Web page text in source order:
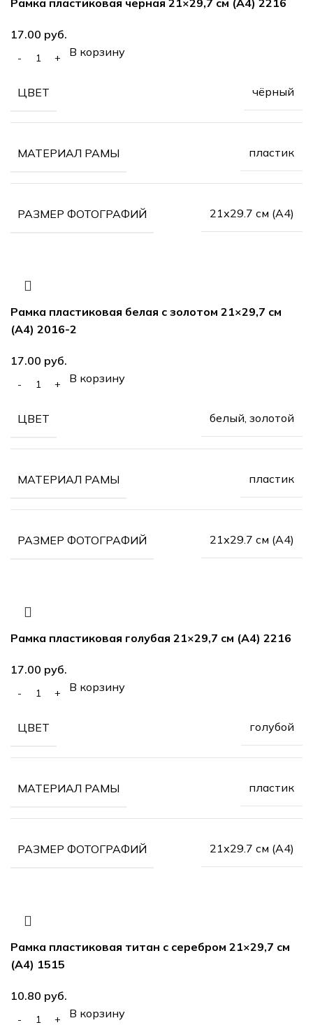
руб.
В корзину
ЦВЕТ чёрный
МАТЕРИАЛ РАМЫ пластик
РАЗМЕР ФОТОГРАФИЙ 21х29.7 см (А4)
Рамка пластиковая белая с золотом 21×29,7 см
(А4) 2016-2
руб.
В корзину
ЦВЕТ белый, золотой
МАТЕРИАЛ РАМЫ пластик
РАЗМЕР ФОТОГРАФИЙ 21х29.7 см (А4)
Рамка пластиковая голубая 21×29,7 см (А4) 2216
руб.
В корзину
ЦВЕТ голубой
МАТЕРИАЛ РАМЫ пластик
РАЗМЕР ФОТОГРАФИЙ 21х29.7 см (А4)
Рамка пластиковая титан с серебром 21×29,7 см
(А4) 1515
руб.
В корзину